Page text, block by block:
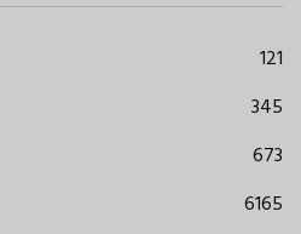
121
345
673
6165